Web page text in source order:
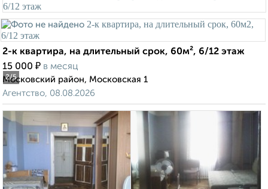
2/5
2-к квартира, на длительный срок, 60м², 6/12 этаж
15 000 ₽ в месяц
Московский район, Московская 1
Агентство, 08.08.2026